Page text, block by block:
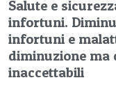
Salute e
infortuni.
infortuni e
diminuzione ma
inaccettabili